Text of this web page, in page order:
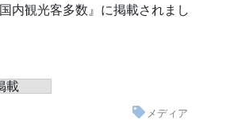
内観光客多数』に掲載されまし
載
メディア